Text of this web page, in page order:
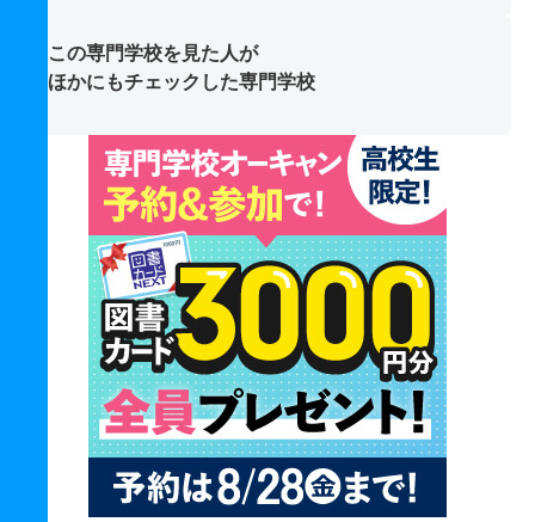
この専門学校を見た人が
ほかにもチェックした専門学校